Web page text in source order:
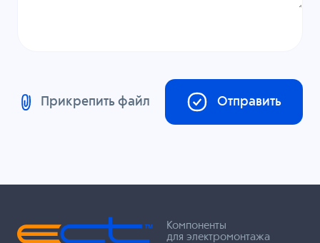
Прикрепить файл Отправить
Компоненты
для электромонтажа